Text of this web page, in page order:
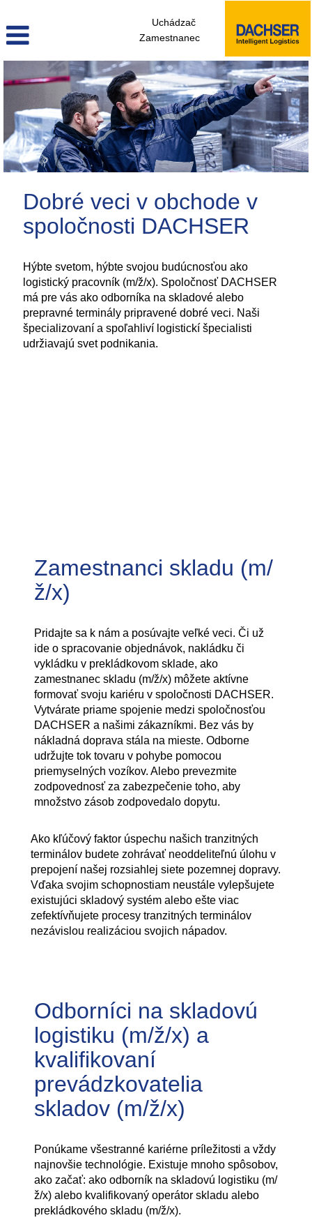
Uchádzač
Zamestnanec
Pracovnici
skladu
Dobré veci v obchode v
spoločnosti DACHSER
Hýbte svetom, hýbte svojou budúcnosťou ako
logistický pracovník (m/ž/x). Spoločnosť DACHSER
má pre vás ako odborníka na skladové alebo
prepravné terminály pripravené dobré veci. Naši
špecializovaní a spoľahliví logistickí špecialisti
udržiavajú svet podnikania.
Zamestnanci skladu (m/
ž/x)
Pridajte sa k nám a posúvajte veľké veci. Či už
ide o spracovanie objednávok, nakládku či
vykládku v prekládkovom sklade, ako
zamestnanec skladu (m/ž/x) môžete aktívne
formovať svoju kariéru v spoločnosti DACHSER.
Vytvárate priame spojenie medzi spoločnosťou
DACHSER a našimi zákazníkmi. Bez vás by
nákladná doprava stála na mieste. Odborne
udržujte tok tovaru v pohybe pomocou
priemyselných vozíkov. Alebo prevezmite
zodpovednosť za zabezpečenie toho, aby
množstvo zásob zodpovedalo dopytu.
Ako kľúčový faktor úspechu našich tranzitných
terminálov budete zohrávať neoddeliteľnú úlohu v
prepojení našej rozsiahlej siete pozemnej dopravy.
Vďaka svojim schopnostiam neustále vylepšujete
existujúci skladový systém alebo ešte viac
zefektívňujete procesy tranzitných terminálov
nezávislou realizáciou svojich nápadov.
Odborníci na skladovú
logistiku (m/ž/x) a
kvalifikovaní
prevádzkovatelia
skladov (m/ž/x)
Ponúkame všestranné kariérne príležitosti a vždy
najnovšie technológie. Existuje mnoho spôsobov,
ako začať: ako odborník na skladovú logistiku (m/
ž/x) alebo kvalifikovaný operátor skladu alebo
prekládkového skladu (m/ž/x).